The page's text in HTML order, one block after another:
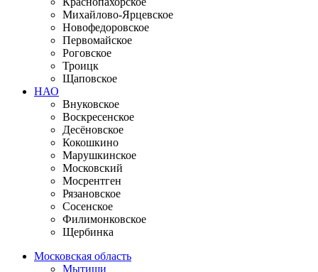
Михайлово-Ярцевское
Новофедоровское
Первомайское
Роговское
Троицк
Щаповское
НАО
Внуковское
Воскресенское
Десёновское
Кокошкино
Марушкинское
Московский
Мосрентген
Рязановское
Сосенское
Филимонковское
Щербинка
Московская область
Мытищи